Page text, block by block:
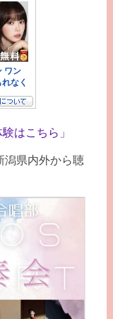
はこちら」
潟県内外から聴